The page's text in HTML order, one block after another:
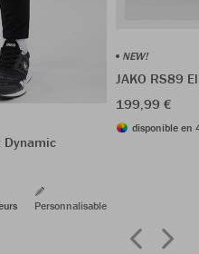
Dynamic
Personnalisable
NEW!
JAKO RS89
199,99 €
disponible en